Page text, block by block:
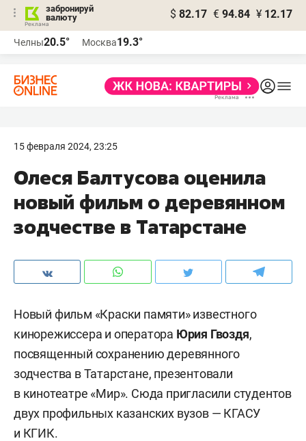
забронируй
валюту
$ 82.17 € 94.84 ¥ 12.17
Челны20.5° Москва19.3°
15 февраля 2024, 23:25
Олеся Балтусова оценила
новый фильм о деревянном
зодчестве в Татарстане
Новый фильм «Краски памяти» известного
кинорежиссера и оператора Юрия Гвоздя,
посвященный сохранению деревянного
зодчества в Татарстане, презентовали
в кинотеатре «Мир». Сюда пригласили студентов
двух профильных казанских вузов — КГАСУ
и КГИК.